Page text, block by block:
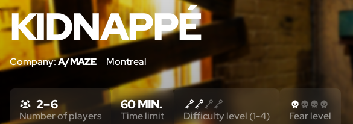
KIDNAPPÉ
Company:A/MAZE Montreal
2 – 6
Number of players
60 MIN.
Time limit Difficulty level (1-4) Fear level